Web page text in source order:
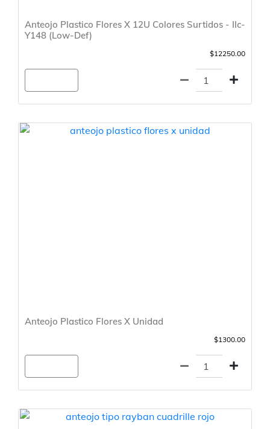
Anteojo Plastico Flores X 12U Colores Surtidos - Ilc-
Y148 (Low-Def)
$12250.00
Anteojo Plastico Flores X Unidad
$1300.00